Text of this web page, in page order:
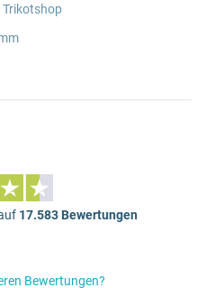
Trikotshop
17.583 Bewertungen
Bewertungen?